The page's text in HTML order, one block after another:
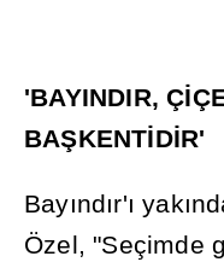
'BAYINDIR, Çİ
BAŞKENTİDİR'
Bayındır'ı yakı
Özel, "Seçimde